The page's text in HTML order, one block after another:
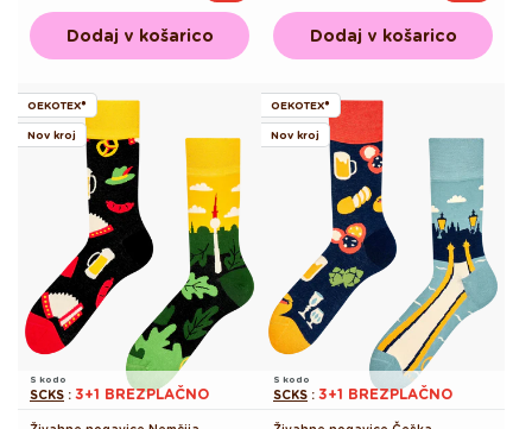
Dodaj v košarico Dodaj v košarico
OEKOTEX®
Nov kroj
S kodo
SCKS : 3+1 BREZPLAČNO
OEKOTEX®
Nov kroj
S kodo
SCKS : 3+1 BREZPLAČNO